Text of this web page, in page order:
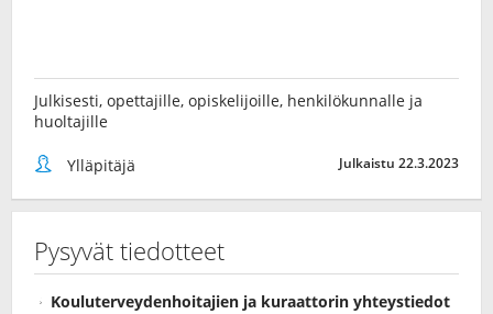
Julkisesti, opettajille, opiskelijoille, henkilökunnalle ja
huoltajille
Ylläpitäjä Julkaistu 22.3.2023
Pysyvät tiedotteet
Kouluterveydenhoitajien ja kuraattorin yhteystiedot